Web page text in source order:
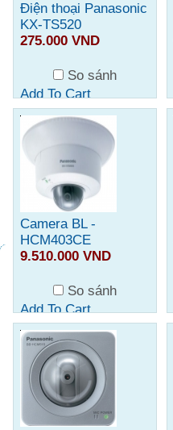
Điện thoại Panasonic
KX-TS520
275.000 VND
So sánh
Add To Cart
Camera BL -
HCM403CE
9.510.000 VND
So sánh
Add To Cart